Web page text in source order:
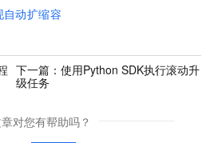
动扩缩容
下一篇：使用Python SDK执行滚动升
级任务
对您有帮助吗？